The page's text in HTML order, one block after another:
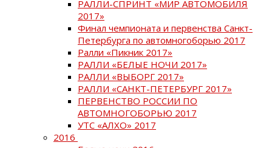
РАЛЛИ-СПРИНТ «МИР АВТОМОБИЛЯ
2017»
Финал чемпионата и первенства Санкт-
Петербурга по автомногоборью 2017
Ралли «Пикник 2017»
РАЛЛИ «БЕЛЫЕ НОЧИ 2017»
РАЛЛИ «ВЫБОРГ 2017»
РАЛЛИ «САНКТ-ПЕТЕРБУРГ 2017»
ПЕРВЕНСТВО РОССИИ ПО
АВТОМНОГОБОРЬЮ 2017
УТС «АЛХО» 2017
2016